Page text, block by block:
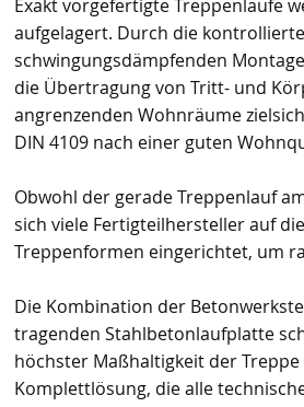
Exakt vorgefertigte Treppenläufe
aufgelagert. Durch die
schwingungsdämpfenden
die Übertragung von Tritt- und
angrenzenden Wohnräume
DIN 4109 nach einer guten
Obwohl der gerade Treppenlauf
sich viele Fertigteilhersteller auf
Treppenformen eingerichtet, um
Die Kombination der
tragenden Stahlbetonlaufplatte
höchster Maßhaltigkeit der
Komplettlösung, die alle